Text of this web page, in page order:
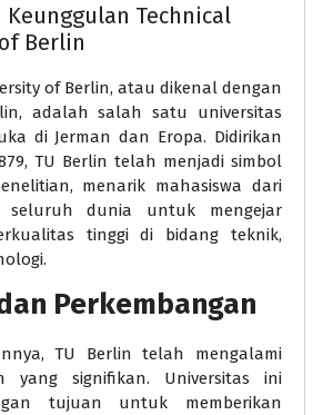
Technical
Berlin
of Berlin, atau dikenal dengan
adalah salah satu universitas
di Jerman dan Eropa. Didirikan
TU Berlin telah menjadi simbol
menarik mahasiswa dari
dunia untuk mengejar
tinggi di bidang teknik,
Perkembangan
TU Berlin telah mengalami
yang signifikan. Universitas ini
tujuan untuk memberikan